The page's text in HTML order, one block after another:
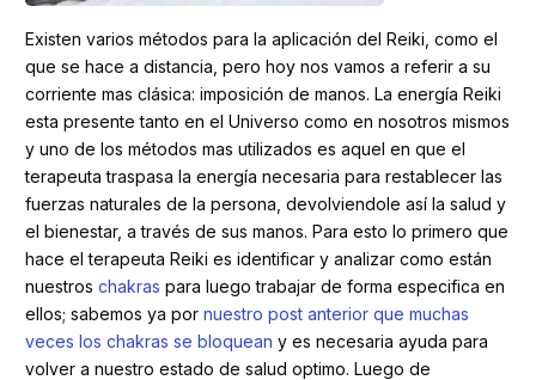
Existen varios métodos para la aplicación del Reiki, como el
que se hace a distancia, pero hoy nos vamos a referir a su
corriente mas clásica: imposición de manos. La energía Reiki
esta presente tanto en el Universo como en nosotros mismos
y uno de los métodos mas utilizados es aquel en que el
terapeuta traspasa la energía necesaria para restablecer las
fuerzas naturales de la persona, devolviendole así la salud y
el bienestar, a través de sus manos. Para esto lo primero que
hace el terapeuta Reiki es identificar y analizar como están
nuestros chakras para luego trabajar de forma especifica en
ellos; sabemos ya por nuestro post anterior que muchas
veces los chakras se bloquean y es necesaria ayuda para
volver a nuestro estado de salud optimo. Luego de